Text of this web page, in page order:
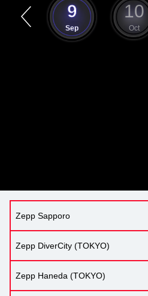
9
Sep
10
Oct
Zepp Sapporo
Zepp DiverCity (TOKYO)
Zepp Haneda (TOKYO)